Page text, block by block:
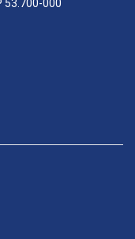
53.700-000